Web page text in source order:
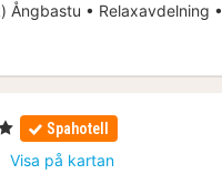
Ångbastu • Relaxavdelning •
Spahotell
Visa på kartan